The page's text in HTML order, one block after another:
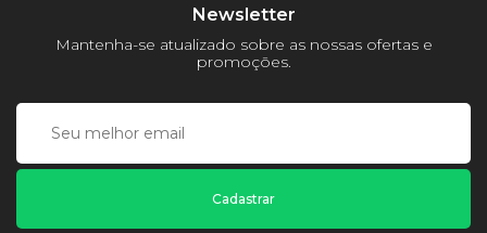
Newsletter
Mantenha-se atualizado sobre as nossas ofertas e
promoções.
Cadastrar